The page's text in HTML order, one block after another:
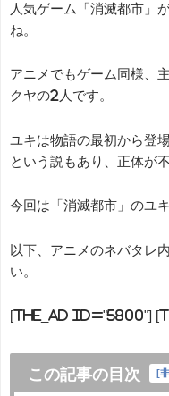
人気ゲーム「消滅都市」
ね。
アニメでもゲーム同様、
クヤの2人です。
ユキは物語の最初から登
という説もあり、正体が
今回は「消滅都市」のユ
以下、アニメのネバタレ
い。
[the_ad id="5800"]
この記事の目次 [